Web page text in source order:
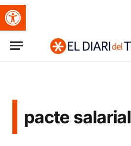
Obre la barra d'eines
pacte salarial